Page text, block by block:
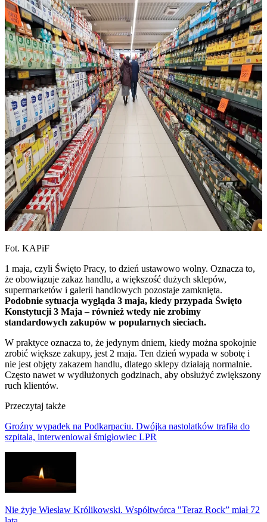
Fot. KAPiF
1 maja, czyli Święto Pracy, to dzień ustawowo wolny. Oznacza to,
że obowiązuje zakaz handlu, a większość dużych sklepów,
supermarketów i galerii handlowych pozostaje zamknięta.
Podobnie sytuacja wygląda 3 maja, kiedy przypada Święto
Konstytucji 3 Maja – również wtedy nie zrobimy
standardowych zakupów w popularnych sieciach.
W praktyce oznacza to, że jedynym dniem, kiedy można spokojnie
zrobić większe zakupy, jest 2 maja. Ten dzień wypada w sobotę i
nie jest objęty zakazem handlu, dlatego sklepy działają normalnie.
Często nawet w wydłużonych godzinach, aby obsłużyć zwiększony
ruch klientów.
Przeczytaj także
Groźny wypadek na Podkarpaciu. Dwójka nastolatków trafiła do
szpitala, interweniował śmigłowiec LPR
Nie żyje Wiesław Królikowski. Współtwórca "Teraz Rock” miał 72